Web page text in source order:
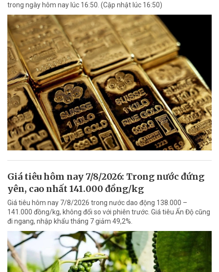
trong ngày hôm nay lúc 16:50. (Cập nhật lúc 16:50)
Giá tiêu hôm nay 7/8/2026: Trong nước đứng
yên, cao nhất 141.000 đồng/kg
Giá tiêu hôm nay 7/8/2026 trong nước dao động 138.000 –
141.000 đồng/kg, không đổi so với phiên trước. Giá tiêu Ấn Độ cũng
đi ngang, nhập khẩu tháng 7 giảm 49,2%.